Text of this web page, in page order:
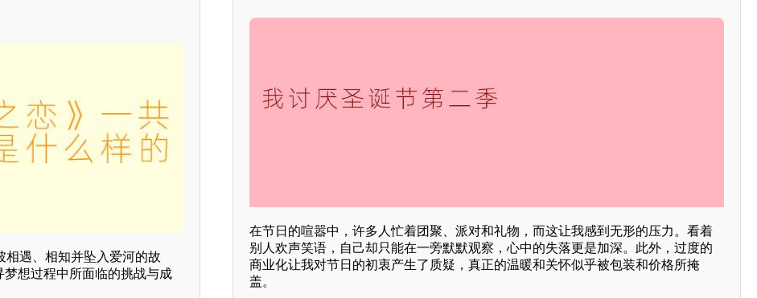
相遇、相知并坠入爱河的故
想过程中所面临的挑战与成
在节日的喧嚣中，许多人忙着团聚、派对和礼物，而这让我感到无形的压力。看着
别人欢声笑语，自己却只能在一旁默默观察，心中的失落更是加深。此外，过度的
商业化让我对节日的初衷产生了质疑，真正的温暖和关怀似乎被包装和价格所掩
盖。